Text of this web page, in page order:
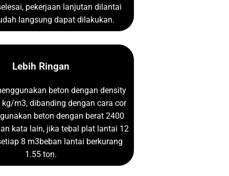
pekerjaan lanjutan dilantai
langsung dapat dilakukan.
Lebih Ringan
beton dengan density
m3, dibanding dengan cara cor
beton dengan berat 2400
kata lain, jika tebal plat lantai 12
8 m3beban lantai berkurang
1.55 ton.